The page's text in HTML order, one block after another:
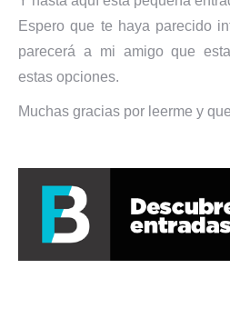
Espero que te haya parecido
parecerá a mi amigo que
estas opciones.
Muchas gracias por leerme y